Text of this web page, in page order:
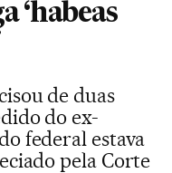
‘habeas
de duas
do ex-
federal estava
pela Corte